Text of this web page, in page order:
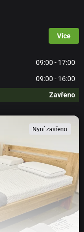
Více
09:00 - 17:00
09:00 - 16:00
Zavřeno
Nyní zavřeno